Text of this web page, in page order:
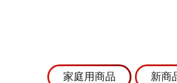
家庭用商品 新商